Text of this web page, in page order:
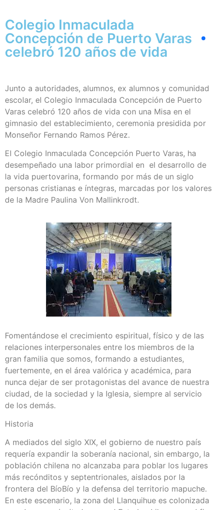
Colegio Inmaculada
Concepción de Puerto Varas
celebró 120 años de vida
Junto a autoridades, alumnos, ex alumnos y comunidad
escolar, el Colegio Inmaculada Concepción de Puerto
Varas celebró 120 años de vida con una Misa en el
gimnasio del establecimiento, ceremonia presidida por
Monseñor Fernando Ramos Pérez.
El Colegio Inmaculada Concepción Puerto Varas, ha
desempeñado una labor primordial en el desarrollo de
la vida puertovarina, formando por más de un siglo
personas cristianas e íntegras, marcadas por los valores
de la Madre Paulina Von Mallinkrodt.
Fomentándose el crecimiento espiritual, físico y de las
relaciones interpersonales entre los miembros de la
gran familia que somos, formando a estudiantes,
fuertemente, en el área valórica y académica, para
nunca dejar de ser protagonistas del avance de nuestra
ciudad, de la sociedad y la Iglesia, siempre al servicio
de los demás.
Historia
A mediados del siglo XIX, el gobierno de nuestro país
requería expandir la soberanía nacional, sin embargo, la
población chilena no alcanzaba para poblar los lugares
más recónditos y septentrionales, aislados por la
frontera del BíoBío y la defensa del territorio mapuche.
En este escenario, la zona del Llanquihue es colonizada